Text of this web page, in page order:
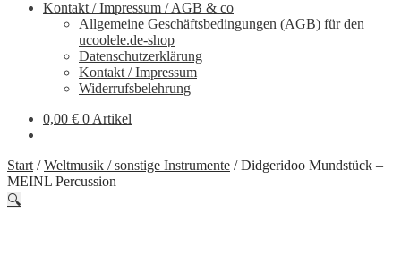
Kontakt / Impressum / AGB & co
Allgemeine Geschäftsbedingungen (AGB) für den
ucoolele.de-shop
Datenschutzerklärung
Kontakt / Impressum
Widerrufsbelehrung
0,00 € 0 Artikel
Start /Weltmusik / sonstige Instrumente /Didgeridoo Mundstück –
MEINL Percussion
🔍